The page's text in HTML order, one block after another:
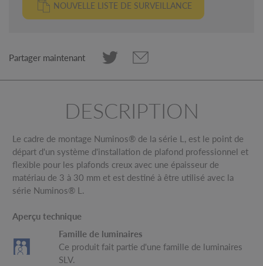
NOUVELLE LISTE DE SURVEILLANCE
Partager maintenant
DESCRIPTION
Le cadre de montage Numinos® de la série L, est le point de
départ d'un système d'installation de plafond professionnel et
flexible pour les plafonds creux avec une épaisseur de
matériau de 3 à 30 mm et est destiné à être utilisé avec la
série Numinos® L.
Aperçu technique
Famille de luminaires
Ce produit fait partie d'une famille de luminaires
SLV.